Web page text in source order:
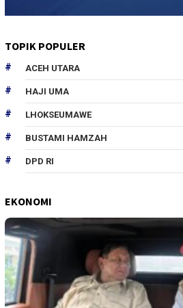
TOPIK POPULER
ACEH UTARA
HAJI UMA
LHOKSEUMAWE
BUSTAMI HAMZAH
DPD RI
EKONOMI